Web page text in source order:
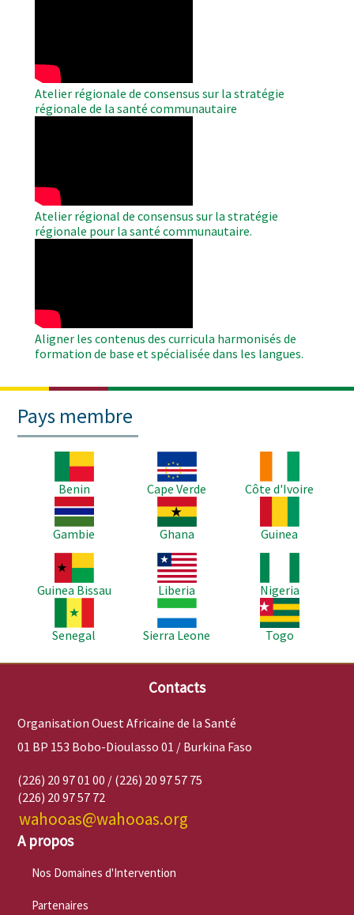
Atelier régionale de consensus sur la stratégie
régionale de la santé communautaire
Atelier régional de consensus sur la stratégie
régionale pour la santé communautaire.
Aligner les contenus des curricula harmonisés de
formation de base et spécialisée dans les langues.
Pays membre
Benin
Image
Cape Verde
Côte d'Ivoire
Image
Gambie
Image
Ghana
Guinea
Image
Guinea Bissau
Image
Liberia
Nigeria
Senegal
Image
Sierra Leone
Image
Togo
Contacts
Organisation Ouest Africaine de la Santé
01 BP 153 Bobo-Dioulasso 01 / Burkina Faso
(226) 20 97 01 00 / (226) 20 97 57 75
(226) 20 97 57 72
wahooas@wahooas.org
A propos
Nos Domaines d'Intervention
Partenaires